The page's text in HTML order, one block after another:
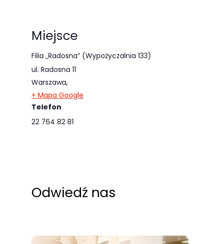
Miejsce
Filia „Radosna” (Wypożyczalnia 133)
ul. Radosna 11
Warszawa,
+ Mapa Google
Telefon
22 764 82 81
Odwiedź nas